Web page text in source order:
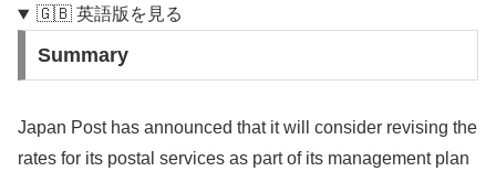
🇬🇧 英語版を見る
Summary
Japan Post has announced that it will consider revising the
rates for its postal services as part of its management plan